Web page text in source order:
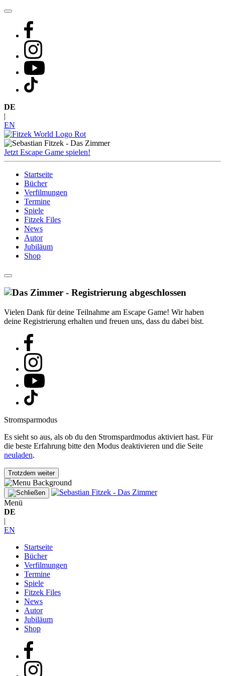
Zum
springen
DE
EN
Jetzt Escape Game spielen!
Startseite
Bücher
Verfilmungen
Termine
Spiele
Fitzek Files
News
Autor
Jubiläum
Shop
Vielen Dank für deine Teilnahme am Escape Game! Wir haben
deine Registrierung erhalten und freuen uns, dass du dabei bist.
Stromsparmodus
Es sieht so aus, als ob du den Stromspardmodus aktiviert hast. Für
die beste Erfahrung bitte den Modus deaktivieren und die Seite
neuladen.
Trotzdem weiter
Menü
DE
|
EN
Startseite
Bücher
Verfilmungen
Termine
Spiele
Fitzek Files
News
Autor
Jubiläum
Shop